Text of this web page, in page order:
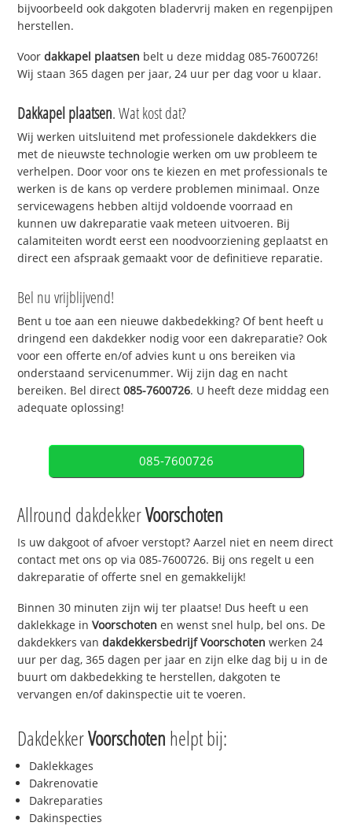
bijvoorbeeld ook dakgoten bladervrij maken en regenpijpen
herstellen.
Voordakkapel plaatsen belt u deze middag 085-7600726!
Wij staan 365 dagen per jaar, 24 uur per dag voor u klaar.
Dakkapel plaatsen. Wat kost dat?
Wij werken uitsluitend met professionele dakdekkers die
met de nieuwste technologie werken om uw probleem te
verhelpen. Door voor ons te kiezen en met professionals te
werken is de kans op verdere problemen minimaal. Onze
servicewagens hebben altijd voldoende voorraad en
kunnen uw dakreparatie vaak meteen uitvoeren. Bij
calamiteiten wordt eerst een noodvoorziening geplaatst en
direct een afspraak gemaakt voor de definitieve reparatie.
Bel nu vrijblijvend!
Bent u toe aan een nieuwe dakbedekking? Of bent heeft u
dringend een dakdekker nodig voor een dakreparatie? Ook
voor een offerte en/of advies kunt u ons bereiken via
onderstaand servicenummer. Wij zijn dag en nacht
bereiken. Bel direct085-7600726. U heeft deze middag een
adequate oplossing!
085-7600726
Allround dakdekkerVoorschoten
Is uw dakgoot of afvoer verstopt? Aarzel niet en neem direct
contact met ons op via 085-7600726. Bij ons regelt u een
dakreparatie of offerte snel en gemakkelijk!
Binnen 30 minuten zijn wij ter plaatse! Dus heeft u een
daklekkage inVoorschoten en wenst snel hulp, bel ons. De
dakdekkers vandakdekkersbedrijfVoorschoten werken 24
uur per dag, 365 dagen per jaar en zijn elke dag bij u in de
buurt om dakbedekking te herstellen, dakgoten te
vervangen en/of dakinspectie uit te voeren.
DakdekkerVoorschoten helpt bij:
Daklekkages
Dakrenovatie
Dakreparaties
Dakinspecties